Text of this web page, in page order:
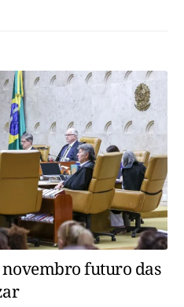
novembro futuro das